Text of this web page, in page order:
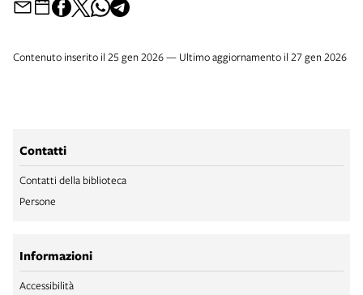
Contenuto inserito il 25 gen 2026 — Ultimo aggiornamento il 27 gen 2026
Contatti
Contatti della biblioteca
Persone
Informazioni
Accessibilità